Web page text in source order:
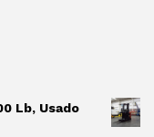
Lb, Usado